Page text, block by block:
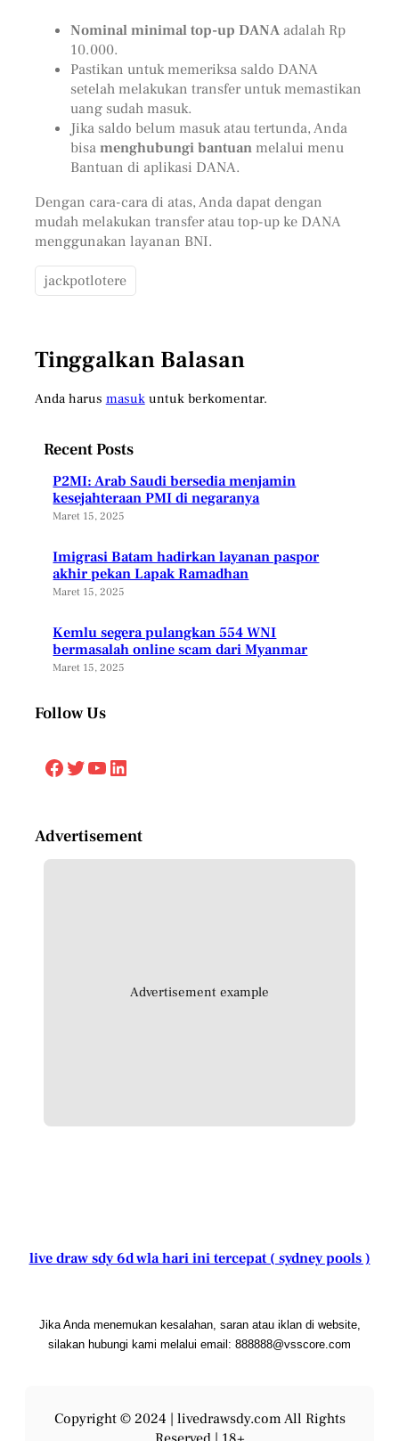
Nominal minimal top-up DANAadalah Rp
10.000.
Pastikan untuk memeriksa saldo DANA
setelah melakukan transfer untuk memastikan
uang sudah masuk.
Jika saldo belum masuk atau tertunda, Anda
bisamenghubungi bantuanmelalui menu
Bantuan di aplikasi DANA.
Dengan cara-cara di atas, Anda dapat dengan
mudah melakukan transfer atau top-up ke DANA
menggunakan layanan BNI.
jackpotlotere
Tinggalkan Balasan
Anda harus masukuntuk berkomentar.
Recent Posts
P2MI: Arab Saudi bersedia menjamin
kesejahteraan PMI di negaranya
Maret 15, 2025
Imigrasi Batam hadirkan layanan paspor
akhir pekan Lapak Ramadhan
Maret 15, 2025
Kemlu segera pulangkan 554 WNI
bermasalah online scam dari Myanmar
Maret 15, 2025
Follow Us
Facebook Twitter YouTube LinkedIn
Advertisement
Advertisement example
live draw sdy 6d wla hari ini tercepat ( sydney pools )
Jika Anda menemukan kesalahan, saran atau iklan di website,
silakan hubungi kami melalui email: 888888@vsscore.com
Copyright © 2024 | livedrawsdy.com All Rights